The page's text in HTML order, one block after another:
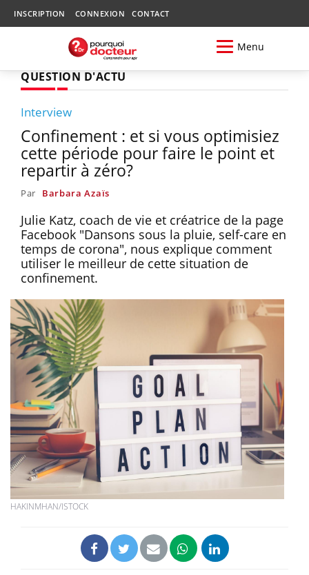
INSCRIPTION CONNEXION CONTACT
Menu
QUESTION D'ACTU
Interview
Confinement : et si vous optimisiez
cette période pour faire le point et
repartir à zéro?
Par Barbara Azaïs
Julie Katz, coach de vie et créatrice de la page
Facebook "Dansons sous la pluie, self-care en
temps de corona", nous explique comment
utiliser le meilleur de cette situation de
confinement.
HAKINMHAN/ISTOCK